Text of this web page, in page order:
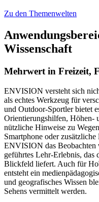
Zu den Themenwelten
Wissenschaft
Mehrwert in Freizeit,
ENVISION versteht sich
als echtes Werkzeug für
und Outdoor-Sportler bietet
Orientierungshilfen, Höhen-
nützliche Hinweise zu
Smartphone oder
ENVISION das Beobachten
geführtes Lehr-Erlebnis, das
Blickfeld liefert. Auch für
entsteht ein
und geografisches Wissen
Sehens vermittelt werden.